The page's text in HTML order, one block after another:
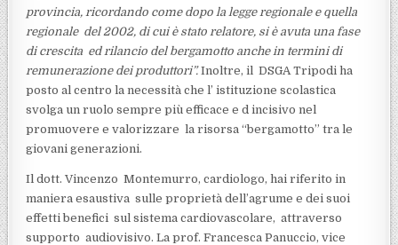
provincia, ricordando come dopo la legge regionale e quella
regionale del 2002, di cui è stato relatore, si è avuta una fase
di crescita ed rilancio del bergamotto anche in termini di
remunerazione dei produttori”.Inoltre, il DSGA Tripodi ha
posto al centro la necessità che l’ istituzione scolastica
svolga un ruolo sempre più efficace e d incisivo nel
promuovere e valorizzare la risorsa “bergamotto” tra le
giovani generazioni.
Il dott. Vincenzo Montemurro, cardiologo, hai riferito in
maniera esaustiva sulle proprietà dell’agrume e dei suoi
effetti benefici sul sistema cardiovascolare, attraverso
supporto audiovisivo. La prof. Francesca Panuccio, vice